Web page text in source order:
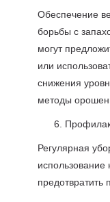
Обеспечение
борьбы с
могут
или
снижения
методы
Регулярная
использование
предотвратить